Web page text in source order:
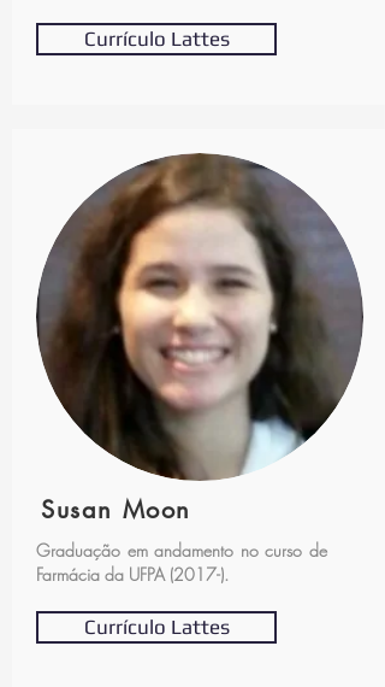
Currículo Lattes
Susan Moon
Graduação em andamento no curso de
Farmácia da UFPA (2017-).
Currículo Lattes